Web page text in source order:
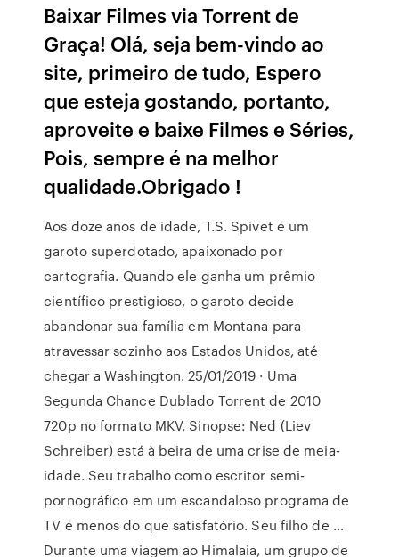
Baixar Filmes via Torrent de
Graça! Olá, seja bem-vindo ao
site, primeiro de tudo, Espero
que esteja gostando, portanto,
aproveite e baixe Filmes e Séries,
Pois, sempre é na melhor
qualidade.Obrigado !
Aos doze anos de idade, T.S. Spivet é um
garoto superdotado, apaixonado por
cartografia. Quando ele ganha um prêmio
científico prestigioso, o garoto decide
abandonar sua família em Montana para
atravessar sozinho aos Estados Unidos, até
chegar a Washington. 25/01/2019 · Uma
Segunda Chance Dublado Torrent de 2010
720p no formato MKV. Sinopse: Ned (Liev
Schreiber) está à beira de uma crise de meia-
idade. Seu trabalho como escritor semi-
pornográfico em um escandaloso programa de
TV é menos do que satisfatório. Seu filho de …
Durante uma viagem ao Himalaia, um grupo de